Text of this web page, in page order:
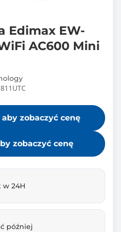
Edimax EW-
AC600 Mini
zobaczyć cenę
zobaczyć cenę
w 24H
później